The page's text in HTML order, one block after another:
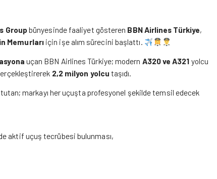
Groupbünyesinde faaliyet gösteren BBN Airlines Türkiye,
Memurlarıiçin işe alım sürecini başlattı.
uçan BBN Airlines Türkiye; modern A320 ve A321 yolcu
2,2 milyon yolcu taşıdı.
markayı her uçuşta profesyonel şekilde temsil edecek
aktif uçuş tecrübesi bulunması,